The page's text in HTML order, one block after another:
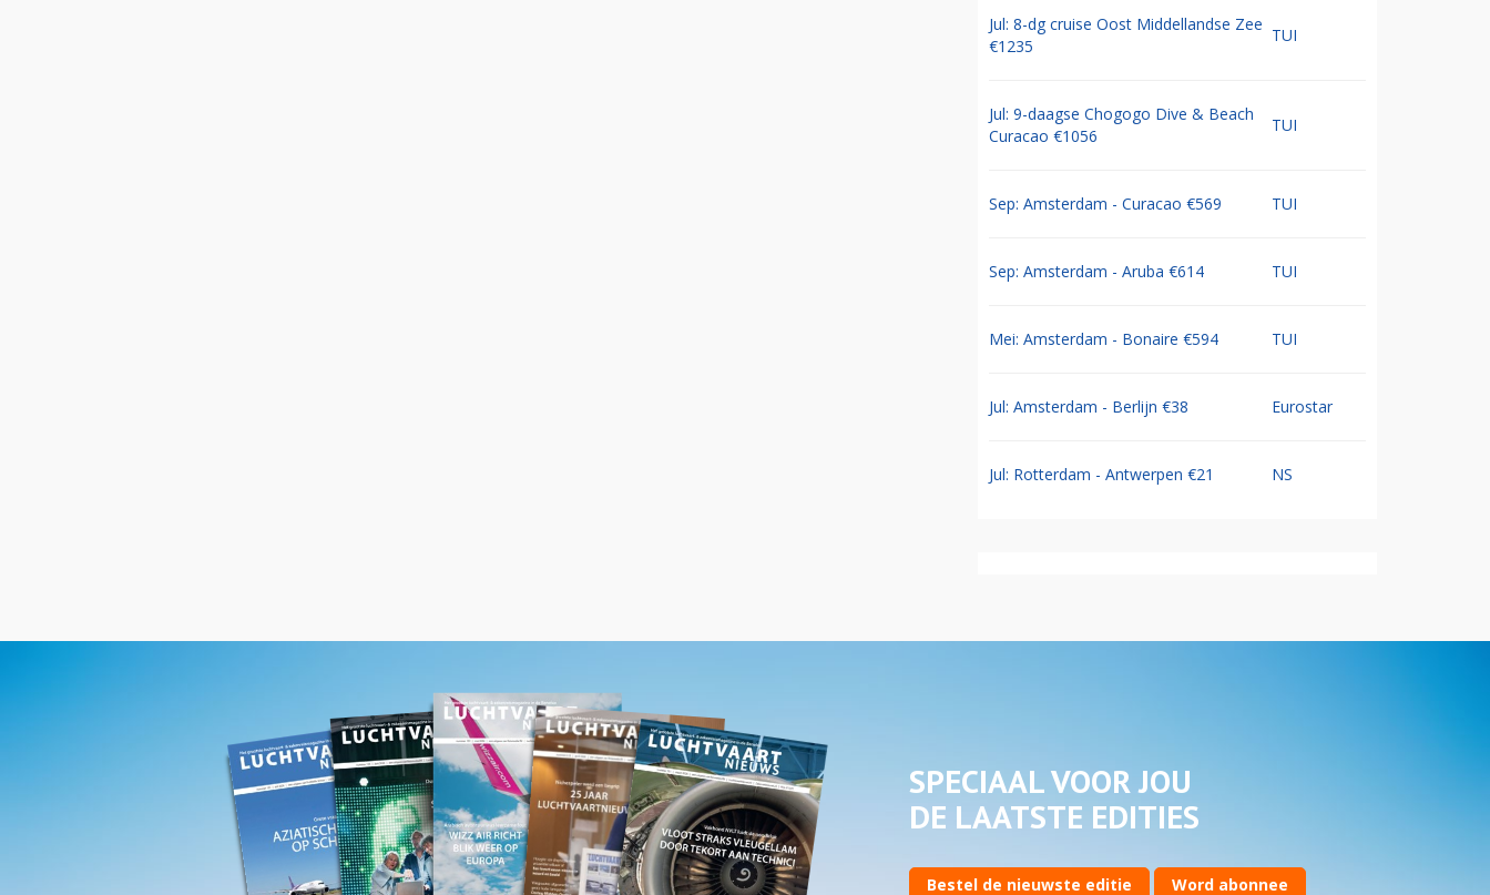
Jul: 8-dg cruise Oost Middellandse Zee
€1235
TUI
Jul: 9-daagse Chogogo Dive & Beach
Curacao €1056
TUI
Sep: Amsterdam - Curacao €569 TUI
Sep: Amsterdam - Aruba €614 TUI
Mei: Amsterdam - Bonaire €594 TUI
Jul: Amsterdam - Berlijn €38 Eurostar
Jul: Rotterdam - Antwerpen €21 NS
SPECIAAL VOOR JOU
DE LAATSTE EDITIES
Bestel de nieuwste editie Word abonnee